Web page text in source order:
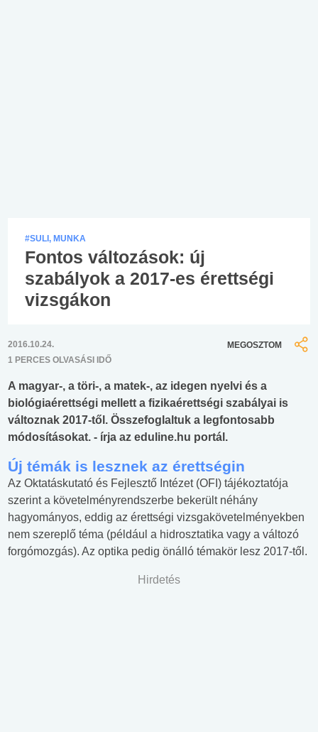
#SULI, MUNKA
Fontos változások: új
szabályok a 2017-es érettségi
vizsgákon
2016.10.24.
1 PERCES OLVASÁSI IDŐ
MEGOSZTOM
A magyar-, a töri-, a matek-, az idegen nyelvi és a
biológiaérettségi mellett a fizikaérettségi szabályai is
változnak 2017-től. Összefoglaltuk a legfontosabb
módosításokat. - írja az eduline.hu portál.
Új témák is lesznek az érettségin
Az Oktatáskutató és Fejlesztő Intézet (OFI) tájékoztatója
szerint a követelményrendszerbe bekerült néhány
hagyományos, eddig az érettségi vizsgakövetelményekben
nem szereplő téma (például a hidrosztatika vagy a változó
forgómozgás). Az optika pedig önálló témakör lesz 2017-től.
Hirdetés